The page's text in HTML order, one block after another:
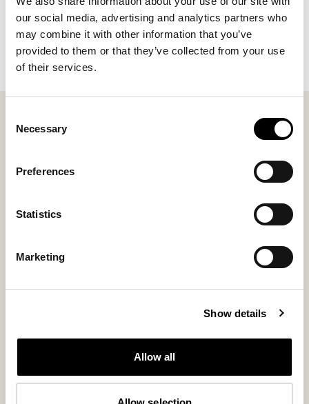
our social media, advertising and analytics partners who
may combine it with other information that you’ve
provided to them or that they’ve collected from your use
of their services.
Selection
Necessary
Preferences
Statistics
Marketing
Show details
Allow all
unisexstorlekar med en modern och tidlös känsla.
Perfekta både hemma och utomhus, för dig som vill
kombinera funktion, stil och äkta hantverk i vardagen.
Upptäck kollektionen
Favoriter - Herr Visa alla
Bästsäljare